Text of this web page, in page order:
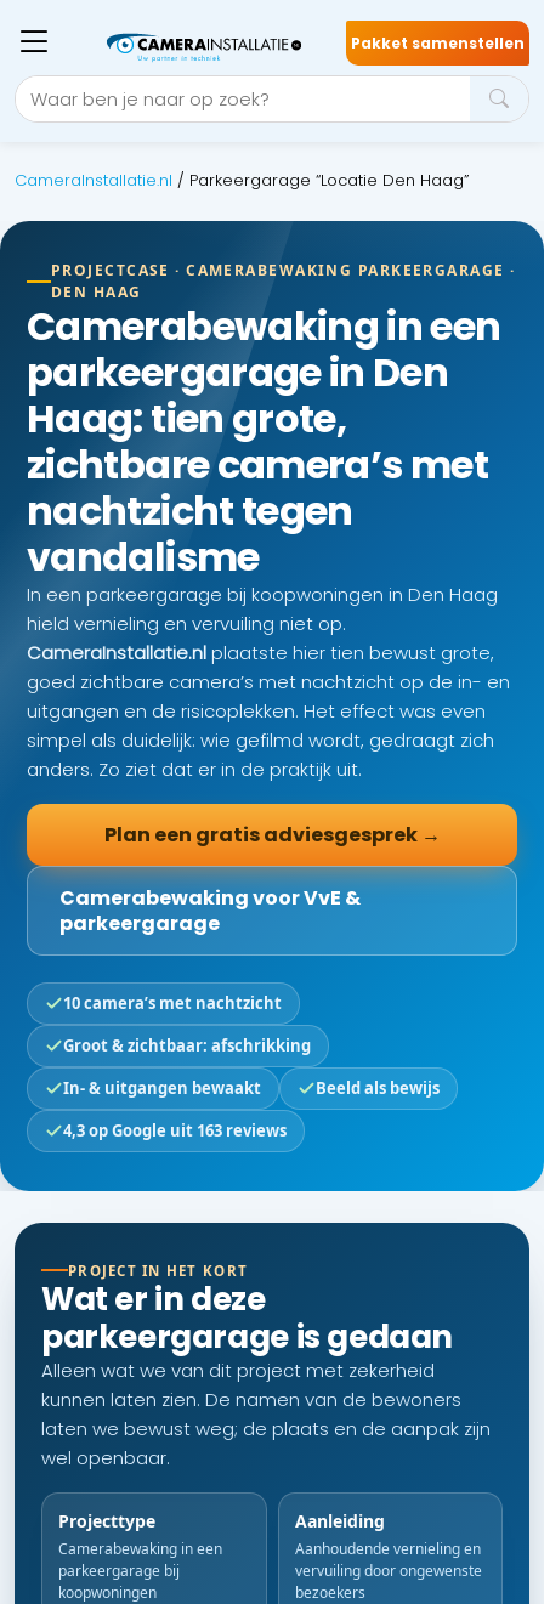
Pakket samenstellen
CameraInstallatie.nl / Parkeergarage “Locatie Den Haag”
PROJECTCASE · CAMERABEWAKING PARKEERGARAGE ·
DEN HAAG
Camerabewaking in een
parkeergarage in Den
Haag: tien grote,
zichtbare camera’s met
nachtzicht tegen
vandalisme
In een parkeergarage bij koopwoningen in Den Haag
hield vernieling en vervuiling niet op.
CameraInstallatie.nlplaatste hier tien bewust grote,
goed zichtbare camera’s met nachtzicht op de in- en
uitgangen en de risicoplekken. Het effect was even
simpel als duidelijk: wie gefilmd wordt, gedraagt zich
anders. Zo ziet dat er in de praktijk uit.
Plan een gratis adviesgesprek →
Camerabewaking voor VvE &
parkeergarage
10 camera’s met nachtzicht
Groot & zichtbaar: afschrikking
In- & uitgangen bewaakt
Beeld als bewijs
4,3 op Google uit 163 reviews
PROJECT IN HET KORT
Wat er in deze
parkeergarage is gedaan
Alleen wat we van dit project met zekerheid
kunnen laten zien. De namen van de bewoners
laten we bewust weg; de plaats en de aanpak zijn
wel openbaar.
Projecttype
Camerabewaking in een
parkeergarage bij
koopwoningen
Aanleiding
Aanhoudende vernieling en
vervuiling door ongewenste
bezoekers